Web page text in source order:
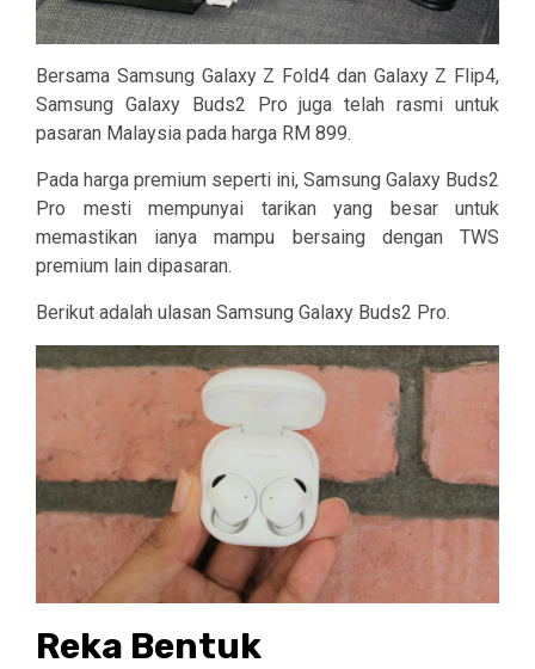
Bersama Samsung Galaxy Z Fold4 dan Galaxy Z Flip4,
Samsung Galaxy Buds2 Pro juga telah rasmi untuk
pasaran Malaysia pada harga RM 899.
Pada harga premium seperti ini, Samsung Galaxy Buds2
Pro mesti mempunyai tarikan yang besar untuk
memastikan ianya mampu bersaing dengan TWS
premium lain dipasaran.
Berikut adalah ulasan Samsung Galaxy Buds2 Pro.
Reka Bentuk